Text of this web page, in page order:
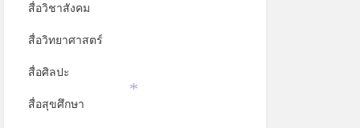
สื่อวิชาสังคม
สื่อวิทยาศาสตร์
สื่อศิลปะ
สื่อสุขศึกษา